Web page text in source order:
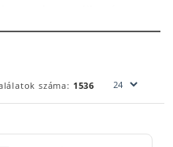
köszönhetnek a feeder
A horgászboltban
horgászbolt a kezdetek óta
Nincs ez másképp a horgász
Haldorádó terméket
száma: 1536